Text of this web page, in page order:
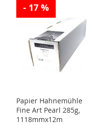
- 17 %
Papier Hahnemühle
Fine Art Pearl 285g,
1118mmx12m